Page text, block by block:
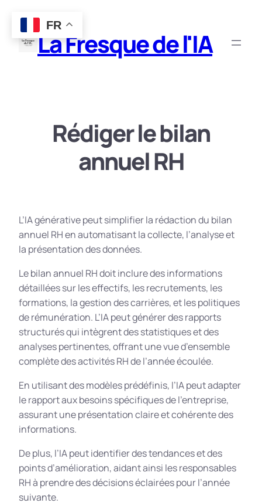
contenuLa Fresque de l'IA
Rédiger le bilan
annuel RH
L’IA générative peut simplifier la rédaction du bilan
annuel RH en automatisant la collecte, l’analyse et
la présentation des données.
Le bilan annuel RH doit inclure des informations
détaillées sur les effectifs, les recrutements, les
formations, la gestion des carrières, et les politiques
de rémunération. L’IA peut générer des rapports
structurés qui intègrent des statistiques et des
analyses pertinentes, offrant une vue d’ensemble
complète des activités RH de l’année écoulée.
En utilisant des modèles prédéfinis, l’IA peut adapter
le rapport aux besoins spécifiques de l’entreprise,
assurant une présentation claire et cohérente des
informations.
De plus, l’IA peut identifier des tendances et des
points d’amélioration, aidant ainsi les responsables
RH à prendre des décisions éclairées pour l’année
suivante.
FR